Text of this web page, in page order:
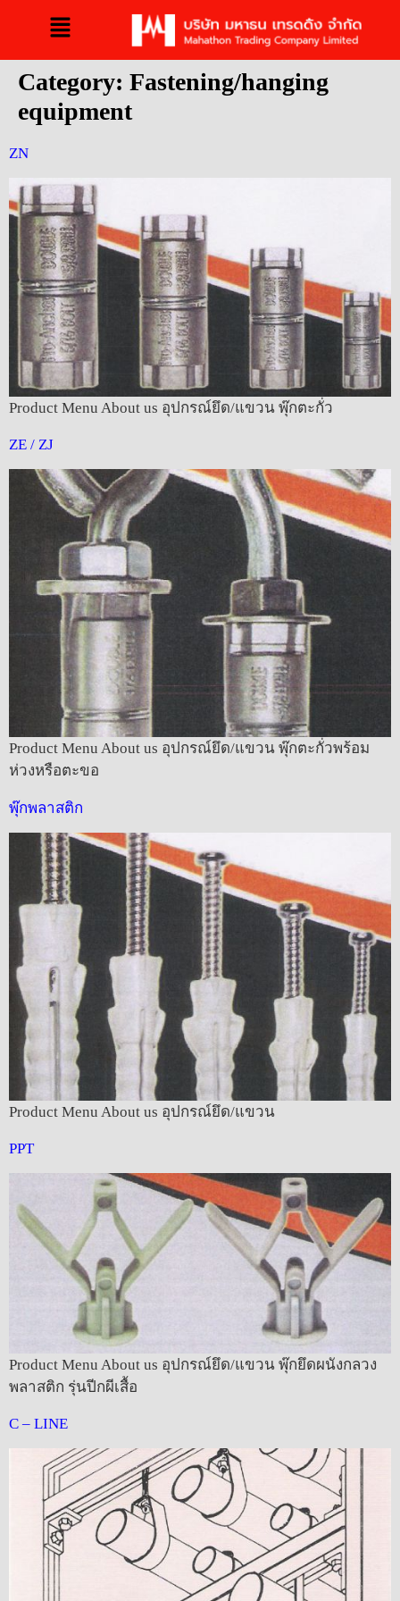
Category: Fastening/hanging
equipment
ZN
Product Menu About us อุปกรณ์ยึด/แขวน พุ๊กตะกั่ว
ZE / ZJ
Product Menu About us อุปกรณ์ยึด/แขวน พุ๊กตะกั่วพร้อม
ห่วงหรือตะขอ
พุ๊กพลาสติก
Product Menu About us อุปกรณ์ยึด/แขวน
PPT
Product Menu About us อุปกรณ์ยึด/แขวน พุ๊กยึดผนังกลวง
พลาสติก รุ่นปีกผีเสื้อ
C – LINE